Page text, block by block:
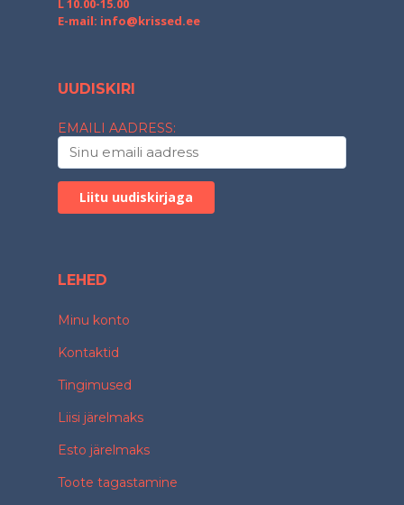
L 10.00-15.00
E-mail: info@krissed.ee
UUDISKIRI
EMAILI AADRESS:
LEHED
Minu konto
Kontaktid
Tingimused
Liisi järelmaks
Esto järelmaks
Toote tagastamine